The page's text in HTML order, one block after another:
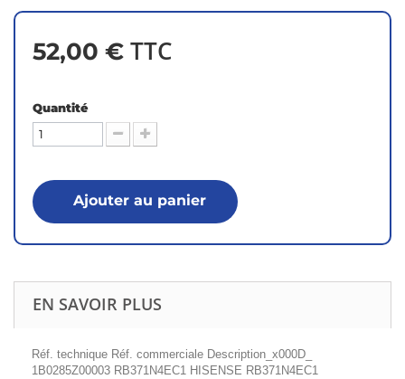
52,00 € TTC
Quantité
Ajouter au panier
EN SAVOIR PLUS
Réf. technique Réf. commerciale Description_x000D_
1B0285Z00003 RB371N4EC1 HISENSE RB371N4EC1